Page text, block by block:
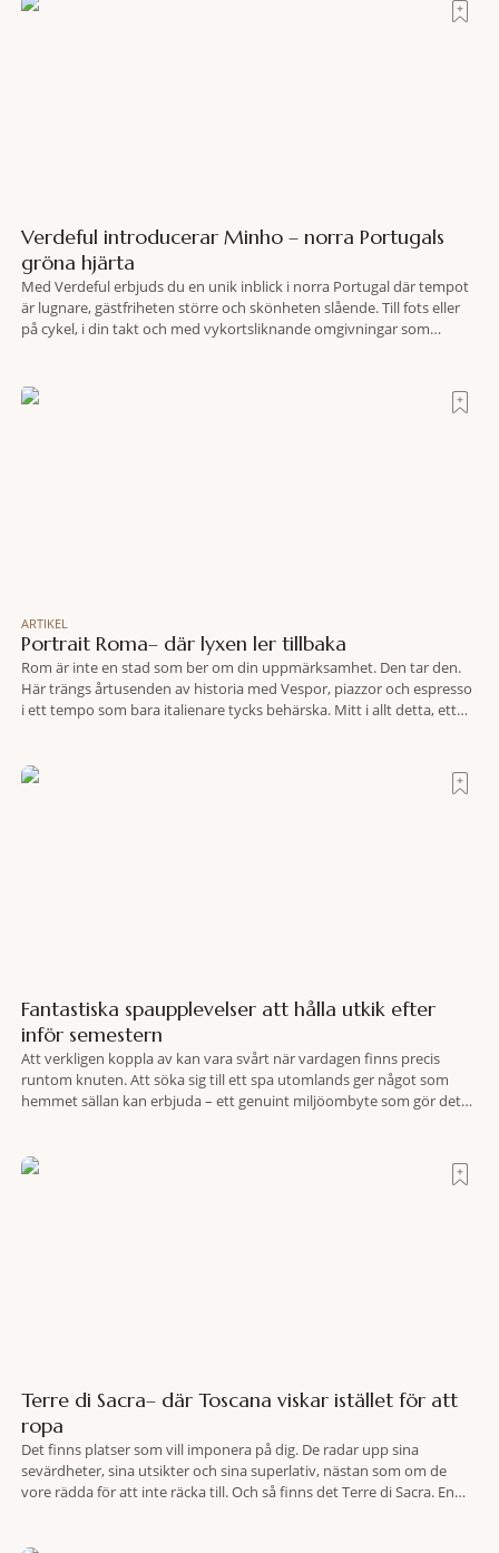
Verdeful introducerar Minho – norra Portugals
gröna hjärta
Med Verdeful erbjuds du en unik inblick i norra Portugal där tempot
är lugnare, gästfriheten större och skönheten slående. Till fots eller
på cykel, i din takt och med vykortsliknande omgivningar som
travel när det
ARTIKEL
Portrait Roma– där lyxen ler tillbaka
Rom är inte en stad som ber om din uppmärksamhet. Den tar den.
Här trängs årtusenden av historia med Vespor, piazzor och espresso
i ett tempo som bara italienare tycks behärska. Mitt i allt detta, ett
Fantastiska spaupplevelser att hålla utkik efter
inför semestern
Att verkligen koppla av kan vara svårt när vardagen finns precis
runtom knuten. Att söka sig till ett spa utomlands ger något som
hemmet sällan kan erbjuda – ett genuint miljöombyte som gör det
Terre di Sacra– där Toscana viskar istället för att
ropa
Det finns platser som vill imponera på dig. De radar upp sina
sevärdheter, sina utsikter och sina superlativ, nästan som om de
vore rädda för att inte räcka till. Och så finns det Terre di Sacra. En